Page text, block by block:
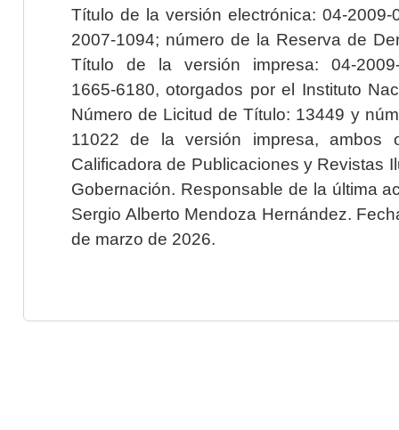
Título de la versión electrónica: 04-2009-
2007-1094; número de la Reserva de
Título de la versión impresa: 04-2009-
1665-6180, otorgados por el Instituto
Número de Licitud de Título: 13449 y
11022 de la versión impresa, ambos
Calificadora de Publicaciones y Revistas
Gobernación. Responsable de la última
Sergio Alberto Mendoza Hernández.
de marzo de 2026.